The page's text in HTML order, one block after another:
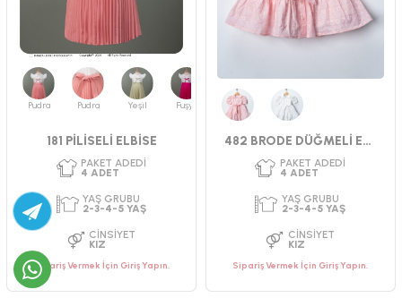
PAKET ADEDI
4
YAŞ GRUBU
9-12-18-24 AY
CINSIYET
KIZ
PAKET ADEDI
4 ADET
Pudra Pudra Yeşil Fuşya Lacivert
181 PİLİSELİ ELBİSE
Sipariş Vermek İçin Giriş Yapın.
482 BRODE DÜĞMELİ ELBİSE
Sipariş Vermek İçin Giriş Yapın.